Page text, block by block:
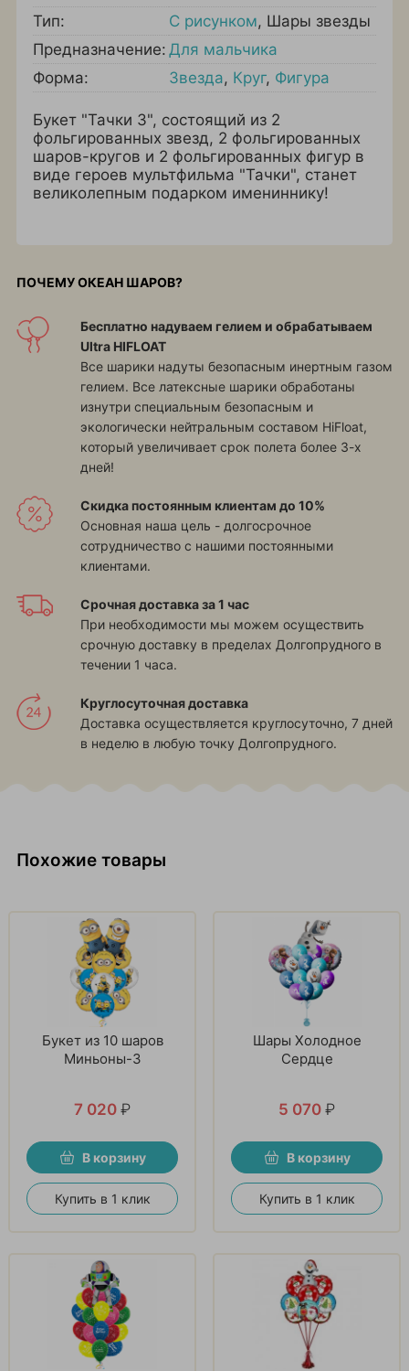
Тип:
С рисунком, Шары звезды
Предназначение: Для мальчика
Форма:
Звезда, Круг, Фигура
Букет "Тачки 3", состоящий из 2
фольгированных звезд, 2 фольгированных
шаров-кругов и 2 фольгированных фигур в
виде героев мультфильма "Тачки", станет
великолепным подарком имениннику!
ПОЧЕМУ ОКЕАН ШАРОВ?
Бесплатно надуваем гелием и обрабатываем
Ultra HIFLOAT
Все шарики надуты безопасным инертным газом
гелием. Все латексные шарики обработаны
изнутри специальным безопасным и
экологически нейтральным составом HiFloat,
который увеличивает срок полета более 3-х
дней!
Скидка постоянным клиентам до 10%
Основная наша цель - долгосрочное
сотрудничество с нашими постоянными
клиентами.
Срочная доставка за 1 час
При необходимости мы можем осуществить
срочную доставку в пределах Долгопрудного в
течении 1 часа.
Круглосуточная доставка
Доставка осуществляется круглосуточно, 7 дней
в неделю в любую точку Долгопрудного.
Похожие товары
Букет из 10 шаров
Миньоны-3
7 020 ₽
В корзину
Купить в 1 клик
Шары Холодное
Сердце
5 070 ₽
В корзину
Купить в 1 клик